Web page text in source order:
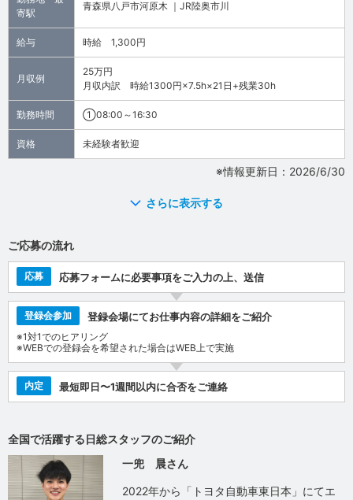
寄駅
青森県八戸市河原木 ｜JR陸奥市川
給与 時給 1,300円
月収例
25万円
月収内訳 時給1300円×7.5h×21日+残業30h
勤務時間 ①08:00～16:30
資格 未経験者歓迎
※情報更新日：2026/6/30
さらに表示する
ご応募の流れ
応募 応募フォームに必要事項をご入力の上、送信
登録会参加 登録会場にてお仕事内容の詳細をご紹介
※1対1でのヒアリング
※WEBでの登録会を希望された場合はWEB上で実施
内定 最短即日〜1週間以内に合否をご連絡
全国で活躍する日総スタッフのご紹介
一兜 晨さん
2022年から「トヨタ自動車東日本」にてエ